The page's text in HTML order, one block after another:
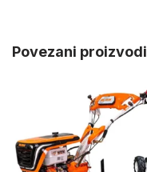
Povezani proizvodi